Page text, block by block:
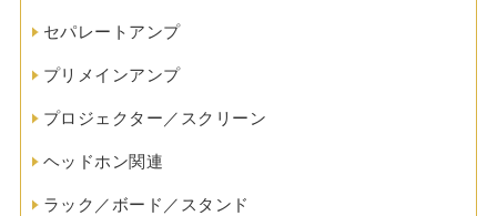
セパレートアンプ
プリメインアンプ
プロジェクター／スクリーン
ヘッドホン関連
ラック／ボード／スタンド